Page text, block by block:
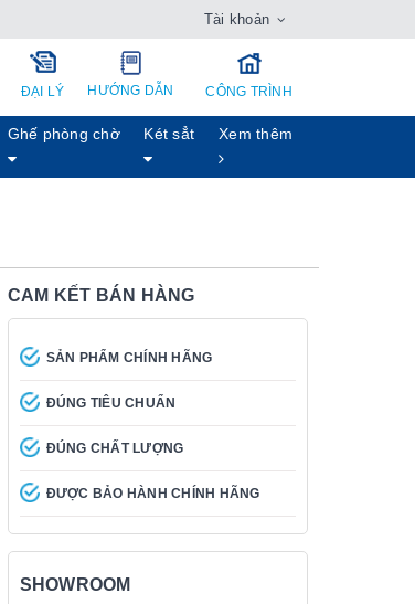
Tài khoản
ĐẠI LÝ HƯỚNG DẪN CÔNG TRÌNH
Ghế phòng chờ Két sẳt Xem thêm
CAM KẾT BÁN HÀNG
SẢN PHẨM CHÍNH HÃNG
ĐÚNG TIÊU CHUẨN
ĐÚNG CHẤT LƯỢNG
ĐƯỢC BẢO HÀNH CHÍNH HÃNG
SHOWROOM